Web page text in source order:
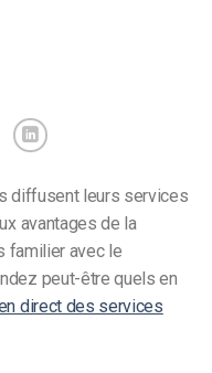
diffusent leurs services
avantages de la
familier avec le
peut-être quels en
direct des services